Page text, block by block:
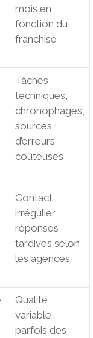
mois en
fonction du
franchisé
Tâches
techniques,
chronophages,
sources
d’erreurs
coûteuses
Contact
irrégulier,
réponses
tardives selon
les agences
Qualité
variable,
parfois des